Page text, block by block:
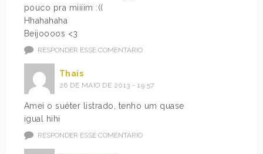
pouco pra miiiim :((
Hhahahaha
Beijoooos <3
RESPONDER ESSE COMENTÁRIO
Thaís
26 DE MAIO DE 2013 - 19:57
Amei o suéter listrado, tenho um quase
igual hihi
RESPONDER ESSE COMENTÁRIO